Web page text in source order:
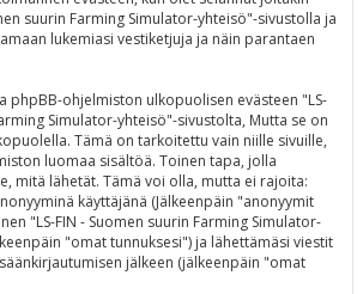
suurin Farming Simulator-yhteisö"-sivustolla ja
lukemiasi vestiketjuja ja näin parantaen
phpBB-ohjelmiston ulkopuolisen evästeen "LS-
Simulator-yhteisö"-sivustolta, Mutta se on
Tämä on tarkoitettu vain niille sivuille,
luomaa sisältöä. Toinen tapa, jolla
mitä lähetät. Tämä voi olla, mutta ei rajoita:
käyttäjänä (Jälkeenpäin "anonyymit
"LS-FIN - Suomen suurin Farming Simulator-
"omat tunnuksesi") ja lähettämäsi viestit
jälkeen (jälkeenpäin "omat